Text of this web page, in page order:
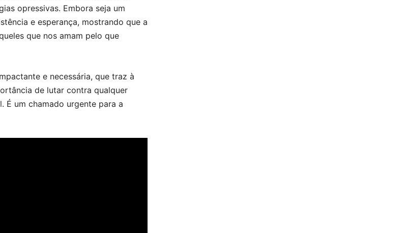
opressivas. Embora seja um
e esperança, mostrando que a
que nos amam pelo que
e necessária, que traz à
de lutar contra qualquer
É um chamado urgente para a